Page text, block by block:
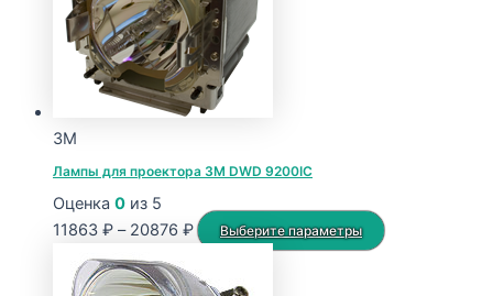
3M
Лампы для проектора 3M DWD 9200IC
Оценка 0 из 5
11863 ₽ – 20876 ₽Диапазон
11863 ₽
Выберите параметры
Этот